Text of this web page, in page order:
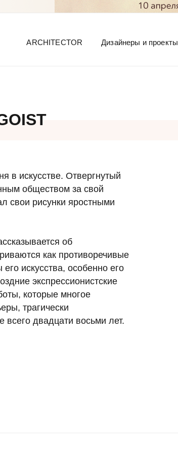
ARCHITECTOR Дизайнеры и проекты
в искусстве. Отвергнутый
обществом за свой
свои рисунки яростными
об
как противоречивые
искусства, особенно его
экспрессионистские
которые многое
трагически
всего двадцати восьми лет.